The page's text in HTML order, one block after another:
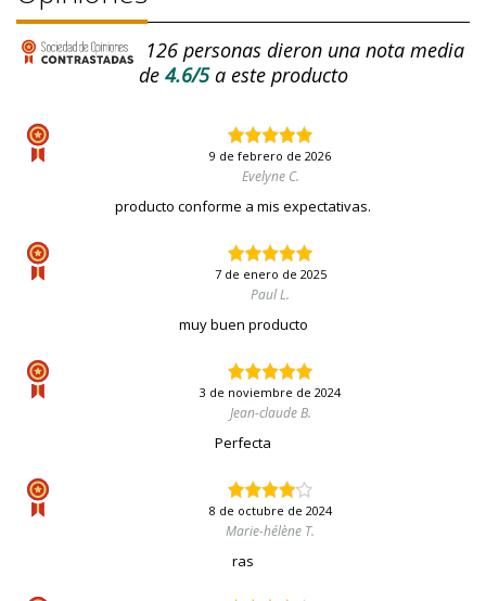
126 personas dieron una nota media
de4.6/5a este producto
9 de febrero de 2026
Evelyne C.
producto conforme a mis expectativas.
7 de enero de 2025
Paul L.
muy buen producto
3 de noviembre de 2024
Jean-claude B.
Perfecta
8 de octubre de 2024
Marie-hélène T.
ras